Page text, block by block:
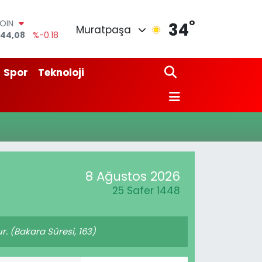
%-0.18
%0.18
%-14
Muratpaşa 34°
Spor
Teknoloji
8 Ağustos 2026
25 Safer 1448
(Bakara Sûresi, 163)